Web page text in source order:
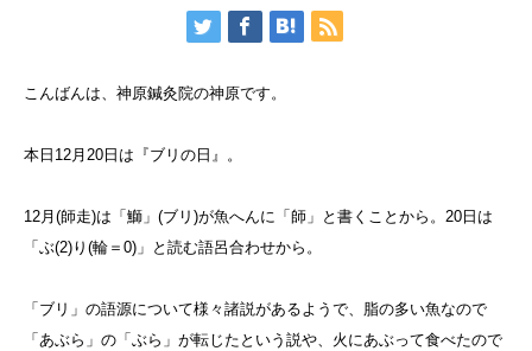
こんばんは、神原鍼灸院の神原です。
本日12月20日は『ブリの日』。
12月(師走)は「鰤」(ブリ)が魚へんに「師」と書くことから。20日は
「ぶ(2)り(輪＝0)」と読む語呂合わせから。
「ブリ」の語源について様々諸説があるようで、脂の多い魚なので
「あぶら」の「ぶら」が転じたという説や、火にあぶって食べたので